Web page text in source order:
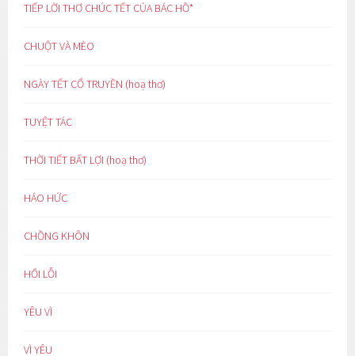
TIẾP LỜI THƠ CHÚC TẾT CỦA BÁC HỒ*
CHUỘT VÀ MÈO
NGÀY TẾT CỔ TRUYỀN (hoạ thơ)
TUYỆT TÁC
THỜI TIẾT BẤT LỢI (hoạ thơ)
HÁO HỨC
CHỒNG KHÔN
HỐI LỖI
YÊU VÌ
VÌ YÊU